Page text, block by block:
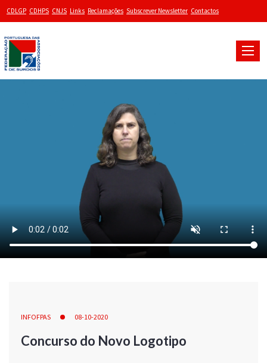
CDLGP CDHPS CNJS Links Reclamações Subscrever Newsletter Contactos
Toggle
INFOFPAS 08-10-2020
Concurso do Novo Logotipo